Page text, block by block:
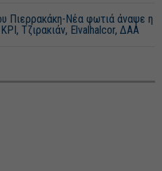
Πιερρακάκη-Νέα φωτιά άναψε η
Τζιρακιάν, Elvalhalcor, ΔΑΑ